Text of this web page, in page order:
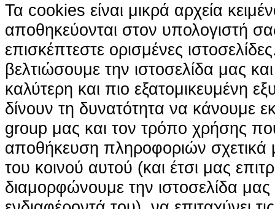
Τα cookies είναι μικρά αρχεία
αποθηκεύονται στον υπολογιστή
επισκέπτεστε ορισμένες
βελτιώσουμε την ιστοσελίδα μας
καλύτερη και πιο εξατομικευμένη
δίνουν τη δυνατότητα να κάνουμε
group μας και τον τρόπο χρήσης
αποθήκευση πληροφοριών σχετικά
του κοινού αυτού (και έτσι μας
διαμορφώνουμε την ιστοσελίδα